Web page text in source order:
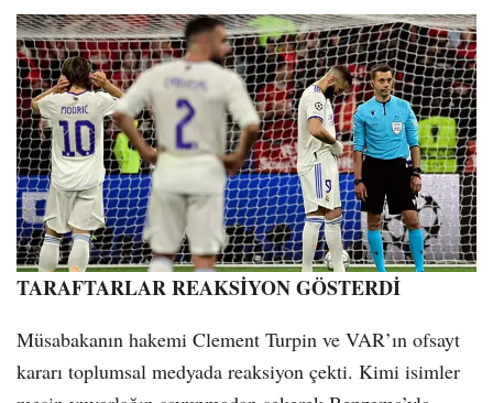
TARAFTARLAR REAKSİYON GÖSTERDİ
Müsabakanın hakemi Clement Turpin ve VAR’ın ofsayt
kararı toplumsal medyada reaksiyon çekti. Kimi isimler